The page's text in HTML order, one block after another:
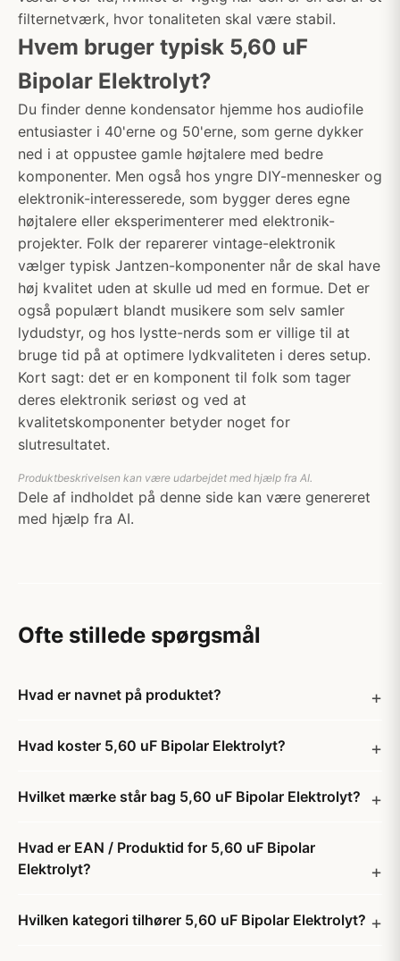
filternetværk, hvor tonaliteten skal være stabil.
Hvem bruger typisk 5,60 uF
Bipolar Elektrolyt?
Du finder denne kondensator hjemme hos audiofile
entusiaster i 40'erne og 50'erne, som gerne dykker
ned i at oppustee gamle højtalere med bedre
komponenter. Men også hos yngre DIY-mennesker og
elektronik-interesserede, som bygger deres egne
højtalere eller eksperimenterer med elektronik-
projekter. Folk der reparerer vintage-elektronik
vælger typisk Jantzen-komponenter når de skal have
høj kvalitet uden at skulle ud med en formue. Det er
også populært blandt musikere som selv samler
lydudstyr, og hos lystte-nerds som er villige til at
bruge tid på at optimere lydkvaliteten i deres setup.
Kort sagt: det er en komponent til folk som tager
deres elektronik seriøst og ved at
kvalitetskomponenter betyder noget for
slutresultatet.
Produktbeskrivelsen kan være udarbejdet med hjælp fra AI.
Dele af indholdet på denne side kan være genereret
med hjælp fra AI.
Ofte stillede spørgsmål
Hvad er navnet på produktet?
Hvad koster 5,60 uF Bipolar Elektrolyt?
Hvilket mærke står bag 5,60 uF Bipolar Elektrolyt?
Hvad er EAN / Produktid for 5,60 uF Bipolar
Elektrolyt?
Hvilken kategori tilhører 5,60 uF Bipolar Elektrolyt?